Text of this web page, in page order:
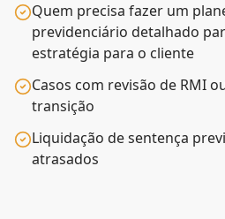
Quem precisa fazer um
previdenciário detalhado
estratégia para o cliente
Casos com revisão de RMI
transição
Liquidação de sentença
atrasados